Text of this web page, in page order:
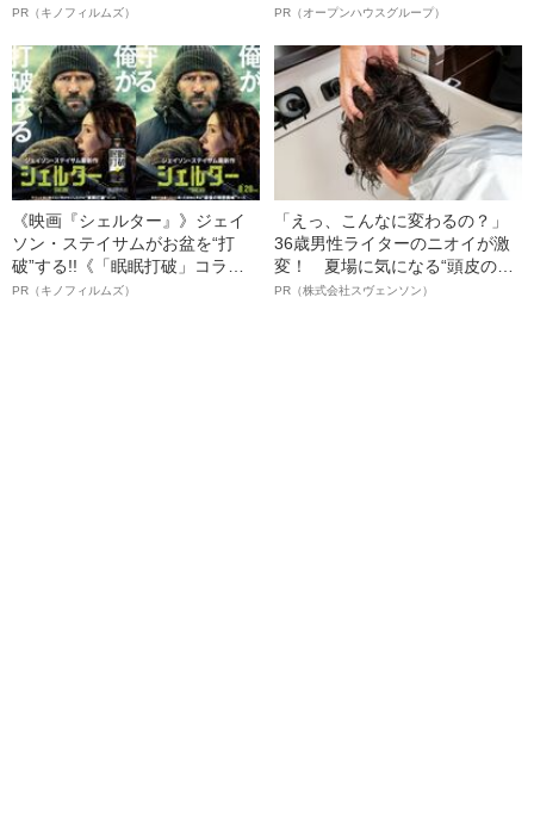
ルインタビュー“観客を魅了した
語る”《日本興収70億円突破》
PR（キノフィルムズ）
納品3年待ち」のヒット商品を生
明かす、“逆転の戦術”
PR（オープンハウスグループ）
《映画『シェルター』》ジェイ
ソン・ステイサムがお盆を“打
破”する!!《「眠眠打破」コラ
ボ》
PR（キノフィルムズ）
「えっ、こんなに変わるの？」
36歳男性ライターのニオイが激
変！ 夏場に気になる“頭皮のニ
オイ”や“ベタつき”を解消す
PR（株式会社スヴェンソン）